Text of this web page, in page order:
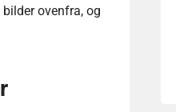
ovenfra, og